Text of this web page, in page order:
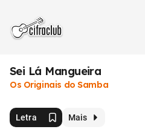
Sei Lá Mangueira
Os Originais do Samba
Letra Mais